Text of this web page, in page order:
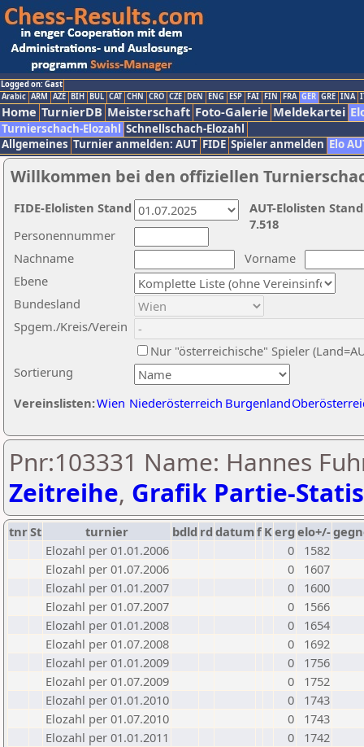
Logged on: Gast
Arabic ARM AZE BIH BUL CAT CHN CRO CZE DEN ENG ESP FAI FIN FRA GER GRE INA
Home TurnierDB Meisterschaft Foto-Galerie Meldekartei
Turnierschach-Elozahl Schnellschach-Elozahl
Allgemeines Turnier anmelden: AUT FIDE Spieler anmelden Elo
Willkommen bei den offiziellen
Nachname
Vorname
Ebene
Sortierung
Personennummer
Bundesland
Spgem./Kreis/Verein
Nur "österreichische" Spieler
Vereinslisten:Wien Niederösterreich Burgenland
AUT-Elolisten
7.518
FIDE-Elolisten Stand
Pnr:103331 Name: Hannes
Zeitreihe, Grafik Partie-
tnrSt turnier bdld rd datumf Kerg elo+/-
Elozahl per 01.01.2006
0
1582
Elozahl per 01.07.2006
0
1607
Elozahl per 01.01.2007
0
1600
Elozahl per 01.07.2007
0
1566
Elozahl per 01.01.2008
0
1654
Elozahl per 01.07.2008
0
1692
Elozahl per 01.01.2009
0
1756
Elozahl per 01.07.2009
0
1752
Elozahl per 01.01.2010
0
1743
Elozahl per 01.07.2010
0
1743
Elozahl per 01.01.2011
0
1742